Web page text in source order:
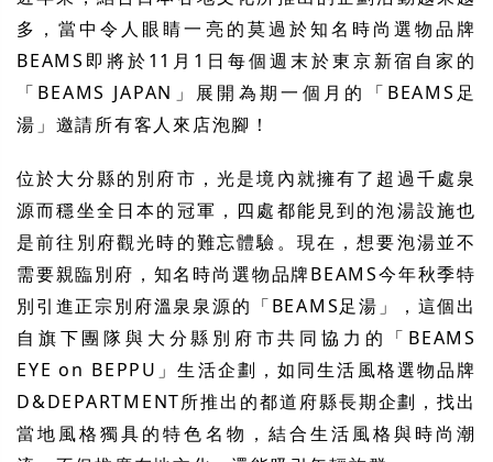
多，當中令人眼睛一亮的莫過於知名時尚選物品牌
BEAMS即將於11月1日每個週末於東京新宿自家的
「BEAMS JAPAN」展開為期一個月的「BEAMS足
湯」邀請所有客人來店泡腳！
位於大分縣的別府市，光是境內就擁有了超過千處泉
源而穩坐全日本的冠軍，四處都能見到的泡湯設施也
是前往別府觀光時的難忘體驗。現在，想要泡湯並不
需要親臨別府，知名時尚選物品牌BEAMS今年秋季特
別引進正宗別府溫泉泉源的「BEAMS足湯」，這個出
自旗下團隊與大分縣別府市共同協力的「BEAMS
EYE on BEPPU」生活企劃，如同生活風格選物品牌
D&DEPARTMENT所推出的都道府縣長期企劃，找出
當地風格獨具的特色名物，結合生活風格與時尚潮